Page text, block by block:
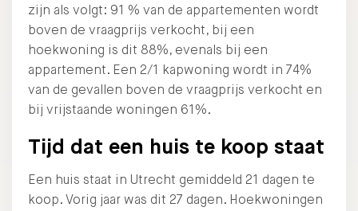
zijn als volgt: 91 % van de appartementen wordt
boven de vraagprijs verkocht, bij een
hoekwoning is dit 88%, evenals bij een
appartement. Een 2/1 kapwoning wordt in 74%
van de gevallen boven de vraagprijs verkocht en
bij vrijstaande woningen 61%.
Tijd dat een huis te koop staat
Een huis staat in Utrecht gemiddeld 21 dagen te
koop. Vorig jaar was dit 27 dagen. Hoekwoningen